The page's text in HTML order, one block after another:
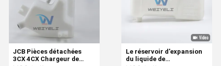
Aperçu
A Propos De
Nous
Le réservoir d'expansion
du liquide de
JCB Pièces détachées
3CX 4CX Chargeur de